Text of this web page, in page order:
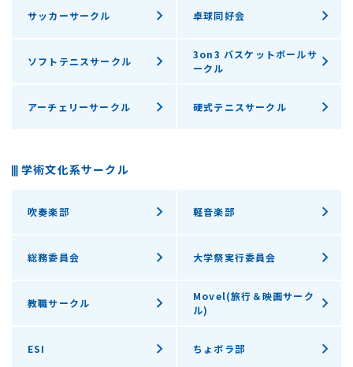
サッカーサークル 卓球同好会
ソフトテニスサークル
3on3 バスケットボールサ
ークル
アーチェリーサークル 硬式テニスサークル
学術文化系サークル
吹奏楽部 軽音楽部
総務委員会 大学祭実行委員会
教職サークル
Movel(旅行＆映画サーク
ル)
ESI ちょボラ部